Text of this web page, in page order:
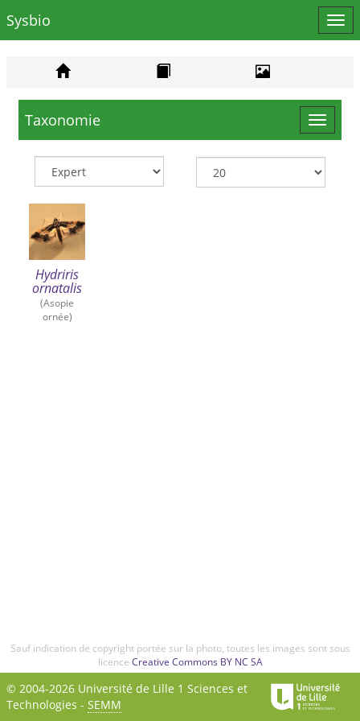
le
Sysbio
Toggle
Taxonomie
Hydriris
ornatalis
(Asopie
ornée)
Sauf indication de copyright portée sur la photo, toutes les images sont sous
licence Creative Commons BY NC SA
© 2004-2026 Université de Lille 1 Sciences et
Technologies - SEMM